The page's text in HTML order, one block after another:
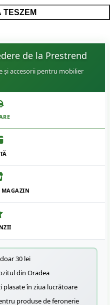
TESZEM
de la Prestrend
și accesorii pentru mobilier
MAGAZIN
30 lei
din Oradea
plasate în ziua lucrătoare
produse de feronerie